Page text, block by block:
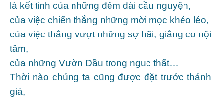
là kết tinh của những đêm dài cầu nguyện,
của việc chiến thắng những mời mọc khéo léo,
của việc thắng vượt những sợ hãi, giằng co nội
tâm,
của những Vườn Dầu trong ngục thất…
Thời nào chúng ta cũng được đặt trước thánh
giá,